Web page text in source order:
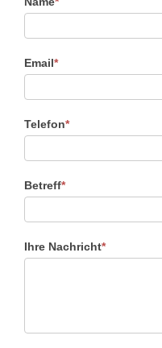
Email*
Telefon*
Betreff*
Ihre Nachricht*